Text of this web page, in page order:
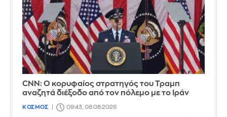
CNN: Ο κορυφαίος στρατηγός του Τραμπ
αναζητά διέξοδο από τον πόλεμο με το Ιράν
ΚΟΣΜΟΣ 09:43, 08.08.2026